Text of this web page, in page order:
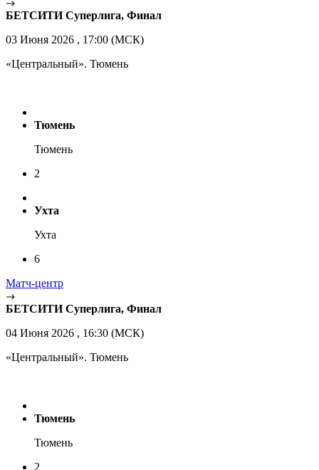
БЕТСИТИ Суперлига, Финал
03 Июня 2026 , 17:00 (МСК)
«Центральный». Тюмень
Тюмень
Тюмень
2
Ухта
Ухта
6
Матч-центр
БЕТСИТИ Суперлига, Финал
04 Июня 2026 , 16:30 (МСК)
«Центральный». Тюмень
Тюмень
Тюмень
2